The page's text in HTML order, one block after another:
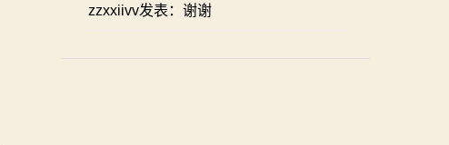
zzxxiivv发表：谢谢